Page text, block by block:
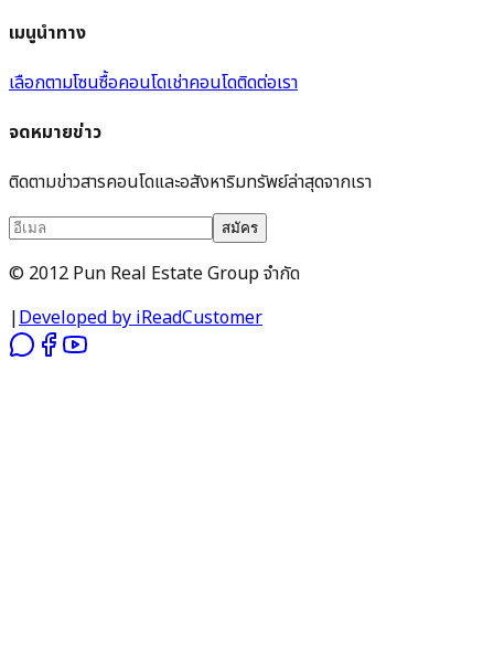
เมนูนำทาง
เลือกตามโซนซื้อคอนโดเช่าคอนโดติดต่อเรา
จดหมายข่าว
ติดตามข่าวสารคอนโดและอสังหาริมทรัพย์ล่าสุดจากเรา
สมัคร
© 2012 Pun Real Estate Group จำกัด
|Developed by iReadCustomer